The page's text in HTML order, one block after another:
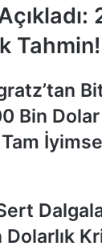
Tahmin!
Bin Dolar